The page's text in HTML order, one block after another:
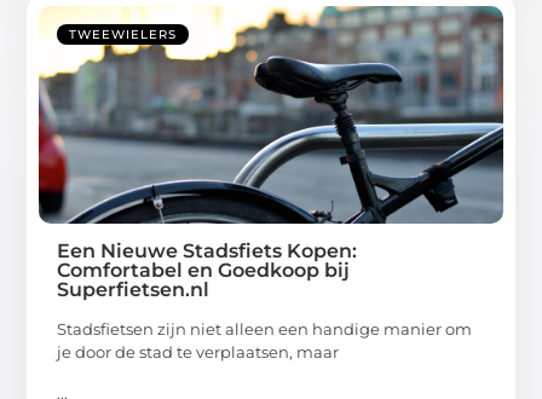
TWEEWIELERS
Een Nieuwe Stadsfiets Kopen:
Comfortabel en Goedkoop bij
Superfietsen.nl
Stadsfietsen zijn niet alleen een handige manier om
je door de stad te verplaatsen, maar
...